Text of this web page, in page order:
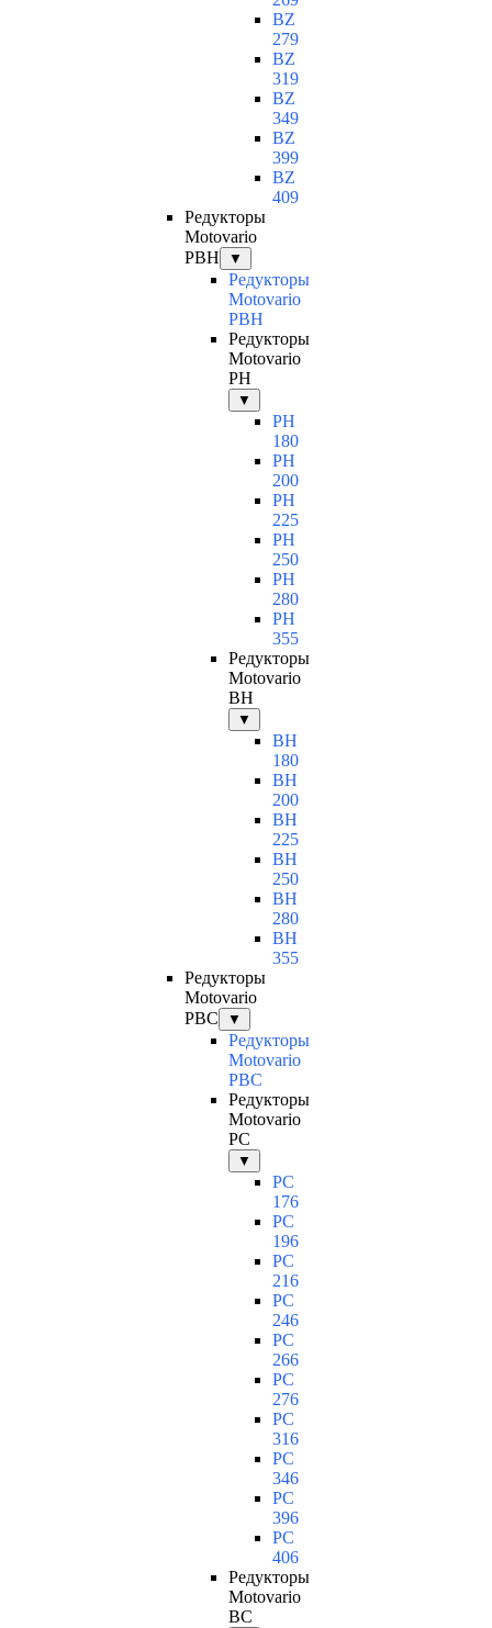
BZ
279
BZ
319
BZ
349
BZ
399
BZ
409
Редукторы
Motovario
PBH
▼
Редукторы
Motovario
PBH
Редукторы
Motovario
PH
▼
PH
180
PH
200
PH
225
PH
250
PH
280
PH
355
Редукторы
Motovario
BH
▼
BH
180
BH
200
BH
225
BH
250
BH
280
BH
355
Редукторы
Motovario
PBC
▼
Редукторы
Motovario
PBC
Редукторы
Motovario
PC
▼
PC
176
PC
196
PC
216
PC
246
PC
266
PC
276
PC
316
PC
346
PC
396
PC
406
Редукторы
Motovario
BC